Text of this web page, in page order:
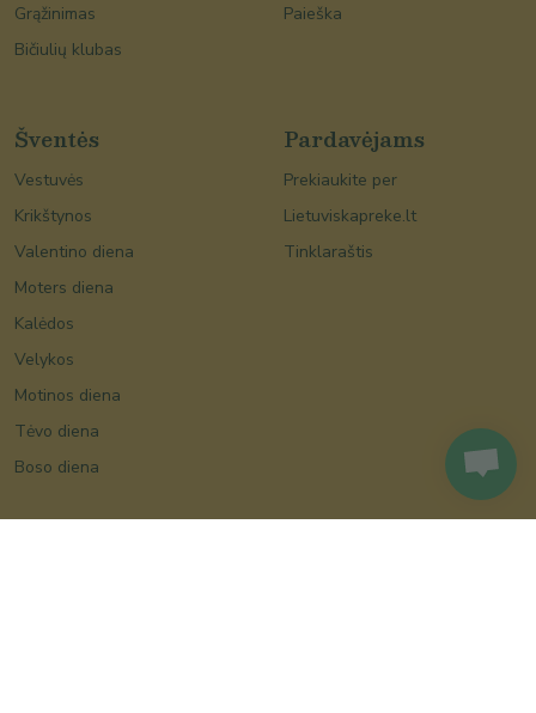
Grąžinimas
Bičiulių klubas
Paieška
Šventės
Vestuvės
Krikštynos
Valentino diena
Moters diena
Kalėdos
Velykos
Motinos diena
Tėvo diena
Boso diena
Pardavėjams
Prekiaukite per
Lietuviskapreke.lt
Tinklaraštis